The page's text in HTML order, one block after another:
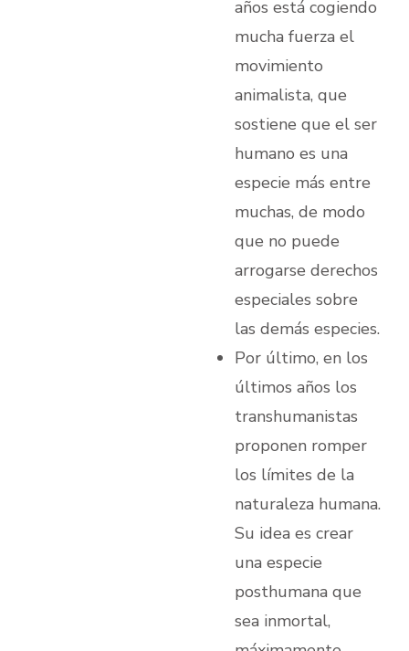
años está cogiendo
mucha fuerza el
movimiento
animalista, que
sostiene que el ser
humano es una
especie más entre
muchas, de modo
que no puede
arrogarse derechos
especiales sobre
las demás especies.
Por último, en los
últimos años los
transhumanistas
proponen romper
los límites de la
naturaleza humana.
Su idea es crear
una especie
posthumana que
sea inmortal,